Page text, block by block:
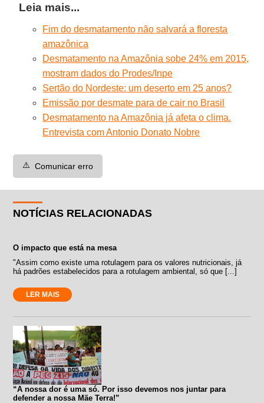
Leia mais...
Fim do desmatamento não salvará a floresta
amazônica
Desmatamento na Amazônia sobe 24% em 2015,
mostram dados do Prodes/Inpe
Sertão do Nordeste: um deserto em 25 anos?
Emissão por desmate para de cair no Brasil
Desmatamento na Amazônia já afeta o clima.
Entrevista com Antonio Donato Nobre
⚠️ Comunicar erro
NOTÍCIAS RELACIONADAS
O impacto que está na mesa
"Assim como existe uma rotulagem para os valores nutricionais, já
há padrões estabelecidos para a rotulagem ambiental, só que [...]
LER MAIS
“A nossa dor é uma só. Por isso devemos nos juntar para
defender a nossa Mãe Terra!”